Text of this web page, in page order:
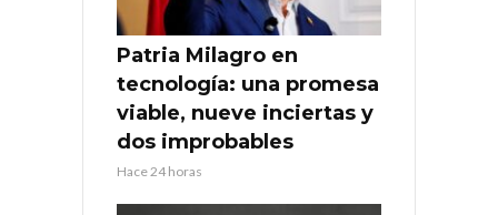
Patria Milagro en
tecnología: una promesa
viable, nueve inciertas y
dos improbables
Hace 24 horas